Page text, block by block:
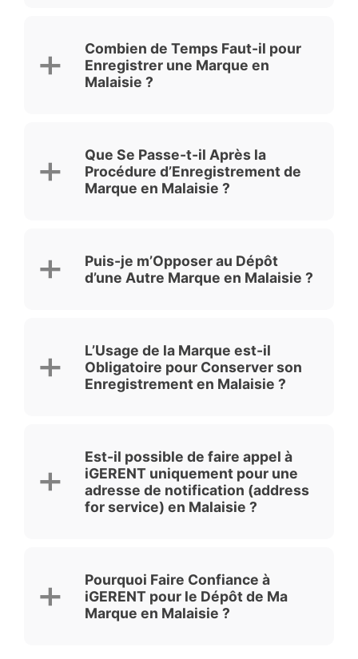
Combien de Temps Faut-il pour
Enregistrer une Marque en
Malaisie ?
Que Se Passe-t-il Après la
Procédure d’Enregistrement de
Marque en Malaisie ?
Puis-je m’Opposer au Dépôt
d’une Autre Marque en Malaisie ?
L’Usage de la Marque est-il
Obligatoire pour Conserver son
Enregistrement en Malaisie ?
Est-il possible de faire appel à
iGERENT uniquement pour une
adresse de notification (address
for service) en Malaisie ?
Pourquoi Faire Confiance à
iGERENT pour le Dépôt de Ma
Marque en Malaisie ?